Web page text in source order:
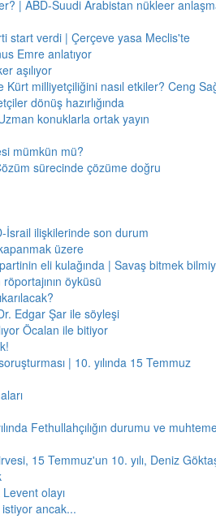
| ABD-Suudi Arabistan nükleer
start verdi | Çerçeve yasa Meclis'te
Emre anlatıyor
aşılıyor
milliyetçiliğini nasıl etkiler? Ceng
dönüş hazırlığında
konuklarla ortak yayın
mümkün mü?
sürecinde çözüme doğru
İsrail ilişkilerinde son durum
üzere
eli kulağında | Savaş bitmek
öyküsü
Edgar Şar ile söyleşi
Öcalan ile bitiyor
| 10. yılında 15 Temmuz
Fethullahçılığın durumu ve
15 Temmuz'un 10. yılı, Deniz
olayı
ancak...